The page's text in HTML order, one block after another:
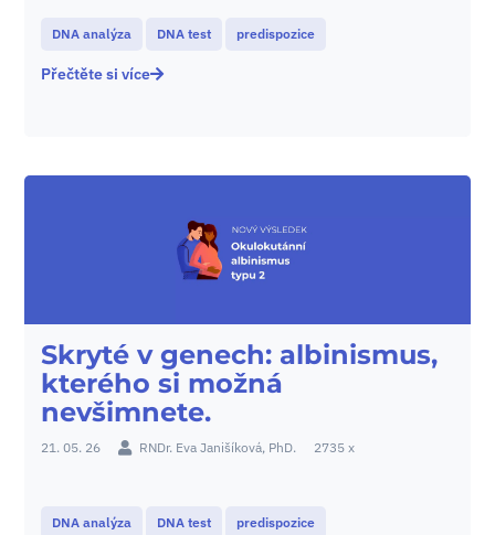
DNA analýza DNA test predispozice
Přečtěte si více
Skryté v genech: albinismus,
kterého si možná
nevšimnete.
21. 05. 26 RNDr. Eva Janišíková, PhD. 2735 x
DNA analýza DNA test predispozice